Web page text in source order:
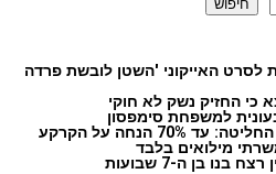
חיפוש
לסרט האייקוני 'השטן לובשת פרדה
כי החזיק נשק לא חוקי
מועצת רשות מקרקעי ישראל החליטה: עד 70% הנחה על הקרקע
מילואים בלבד
בן ה-7 שבועות